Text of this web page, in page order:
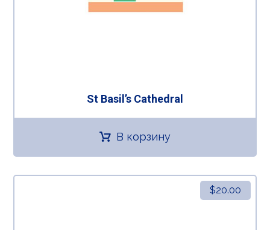
St Basil’s Cathedral
В корзину
$20.00